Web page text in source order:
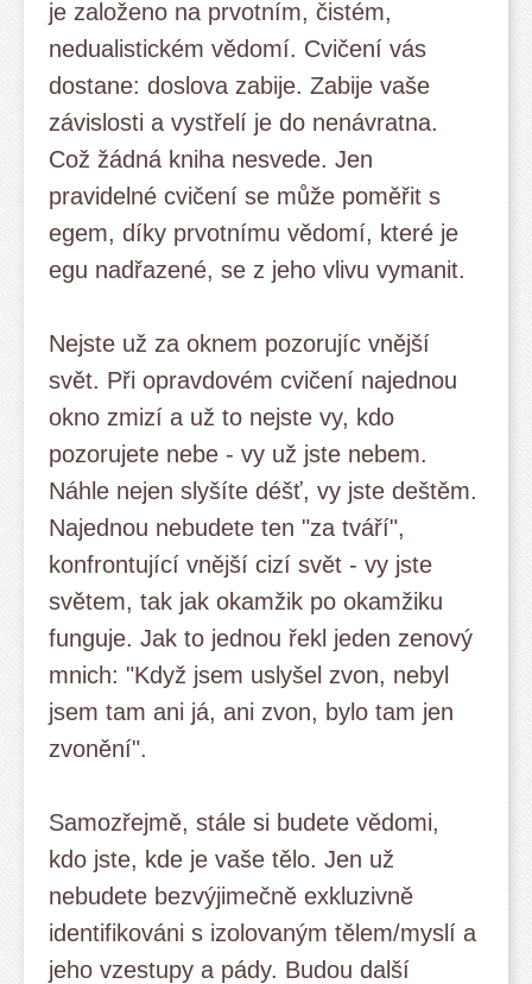
je založeno na prvotním, čistém,
nedualistickém vědomí. Cvičení vás
dostane: doslova zabije. Zabije vaše
závislosti a vystřelí je do nenávratna.
Což žádná kniha nesvede. Jen
pravidelné cvičení se může poměřit s
egem, díky prvotnímu vědomí, které je
egu nadřazené, se z jeho vlivu vymanit.
Nejste už za oknem pozorujíc vnější
svět. Při opravdovém cvičení najednou
okno zmizí a už to nejste vy, kdo
pozorujete nebe - vy už jste nebem.
Náhle nejen slyšíte déšť, vy jste deštěm.
Najednou nebudete ten "za tváří",
konfrontující vnější cizí svět - vy jste
světem, tak jak okamžik po okamžiku
funguje. Jak to jednou řekl jeden zenový
mnich: "Když jsem uslyšel zvon, nebyl
jsem tam ani já, ani zvon, bylo tam jen
zvonění".
Samozřejmě, stále si budete vědomi,
kdo jste, kde je vaše tělo. Jen už
nebudete bezvýjimečně exkluzivně
identifikováni s izolovaným tělem/myslí a
jeho vzestupy a pády. Budou další